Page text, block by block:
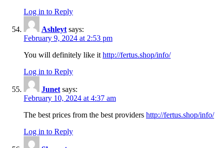
Log in to Reply
Ashleyt says:
February 9, 2024 at 2:53 pm
You will definitely like ithttp://fertus.shop/info/
Log in to Reply
Junet says:
February 10, 2024 at 4:37 am
The best prices from the best providers http://fertus.shop/info/
Log in to Reply